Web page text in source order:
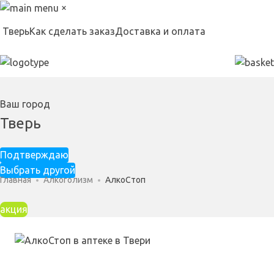
×
ТверьКак сделать заказДоставка и оплата
Ваш город
Тверь
Подтверждаю
Выбрать другой
Главная Алкоголизм АлкоСтоп
акция